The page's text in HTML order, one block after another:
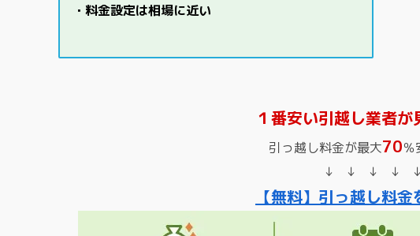
・料金設定は相場に近い
１番安い引越し業者が
引っ越し料金が最大70％
↓ ↓ ↓ ↓ ↓
【無料】引っ越し料